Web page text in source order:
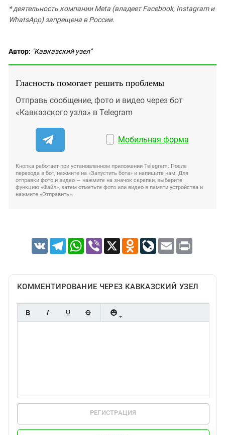
* деятельность компании Meta (владеет Facebook, Instagram и
WhatsApp) запрещена в России.
Автор: "Кавказский узел"
Гласность помогает решить проблемы
Отправь сообщение, фото и видео через бот
«Кавказского узла» в Telegram
Мобильная форма
Кнопка работает при установленном приложении Telegram. После
перехода в бот, нажмите на «Запустить бота» и напишите нам. Для
отправки фото и видео — нажмите на значок скрепки, выберите
функцию «Файл», затем отметьте фото или видео в памяти устройства и
нажмите «Отправить».
VK TelegramWhatsApp
Viber X Odnoklassniki
LiveJournal
Email Print
КОММЕНТИРОВАНИЕ ЧЕРЕЗ КАВКАЗСКИЙ УЗЕЛ
РЕГИСТРАЦИЯ